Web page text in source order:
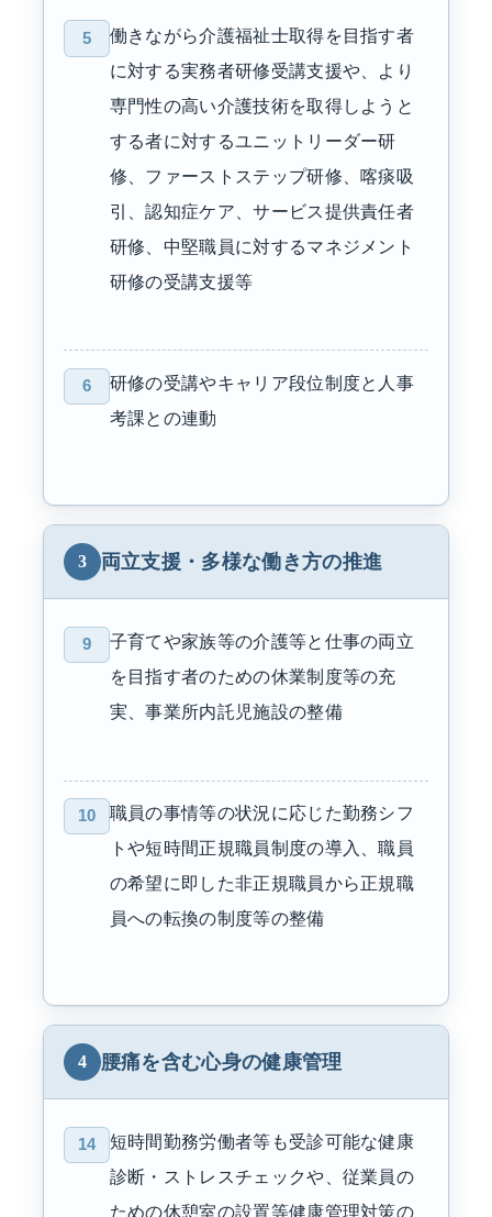
5
働きながら介護福祉士取得を目指す者
に対する実務者研修受講支援や、より
専門性の高い介護技術を取得しようと
する者に対するユニットリーダー研
修、ファーストステップ研修、喀痰吸
引、認知症ケア、サービス提供責任者
研修、中堅職員に対するマネジメント
研修の受講支援等
6
研修の受講やキャリア段位制度と人事
考課との連動
3 両立支援・多様な働き方の推進
9
子育てや家族等の介護等と仕事の両立
を目指す者のための休業制度等の充
実、事業所内託児施設の整備
10
職員の事情等の状況に応じた勤務シフ
トや短時間正規職員制度の導入、職員
の希望に即した非正規職員から正規職
員への転換の制度等の整備
4 腰痛を含む心身の健康管理
14
短時間勤務労働者等も受診可能な健康
診断・ストレスチェックや、従業員の
ための休憩室の設置等健康管理対策の